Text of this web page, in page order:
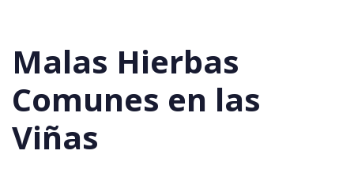
Malas Hierbas
Comunes en las
Viñas